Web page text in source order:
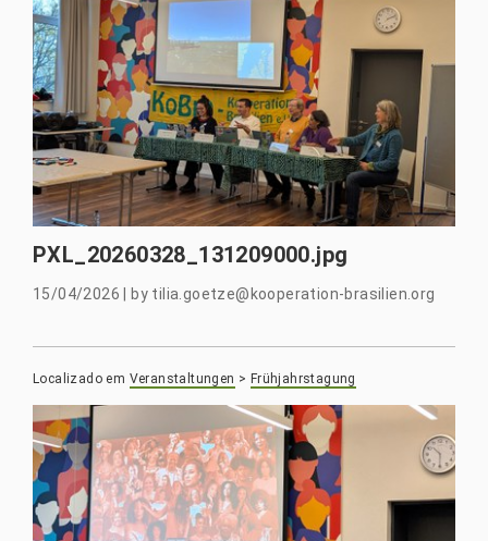
PXL_20260328_131209000.jpg
15/04/2026 by tilia.goetze@kooperation-brasilien.org
Localizado em Veranstaltungen > Frühjahrstagung